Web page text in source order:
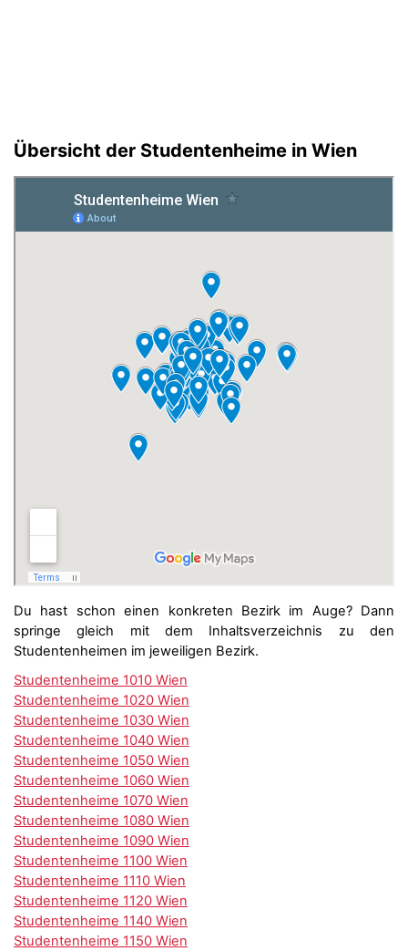
Übersicht der Studentenheime in Wien
Du hast schon einen konkreten Bezirk im Auge? Dann
springe gleich mit dem Inhaltsverzeichnis zu den
Studentenheimen im jeweiligen Bezirk.
Studentenheime 1010 Wien
Studentenheime 1020 Wien
Studentenheime 1030 Wien
Studentenheime 1040 Wien
Studentenheime 1050 Wien
Studentenheime 1060 Wien
Studentenheime 1070 Wien
Studentenheime 1080 Wien
Studentenheime 1090 Wien
Studentenheime 1100 Wien
Studentenheime 1110 Wien
Studentenheime 1120 Wien
Studentenheime 1140 Wien
Studentenheime 1150 Wien